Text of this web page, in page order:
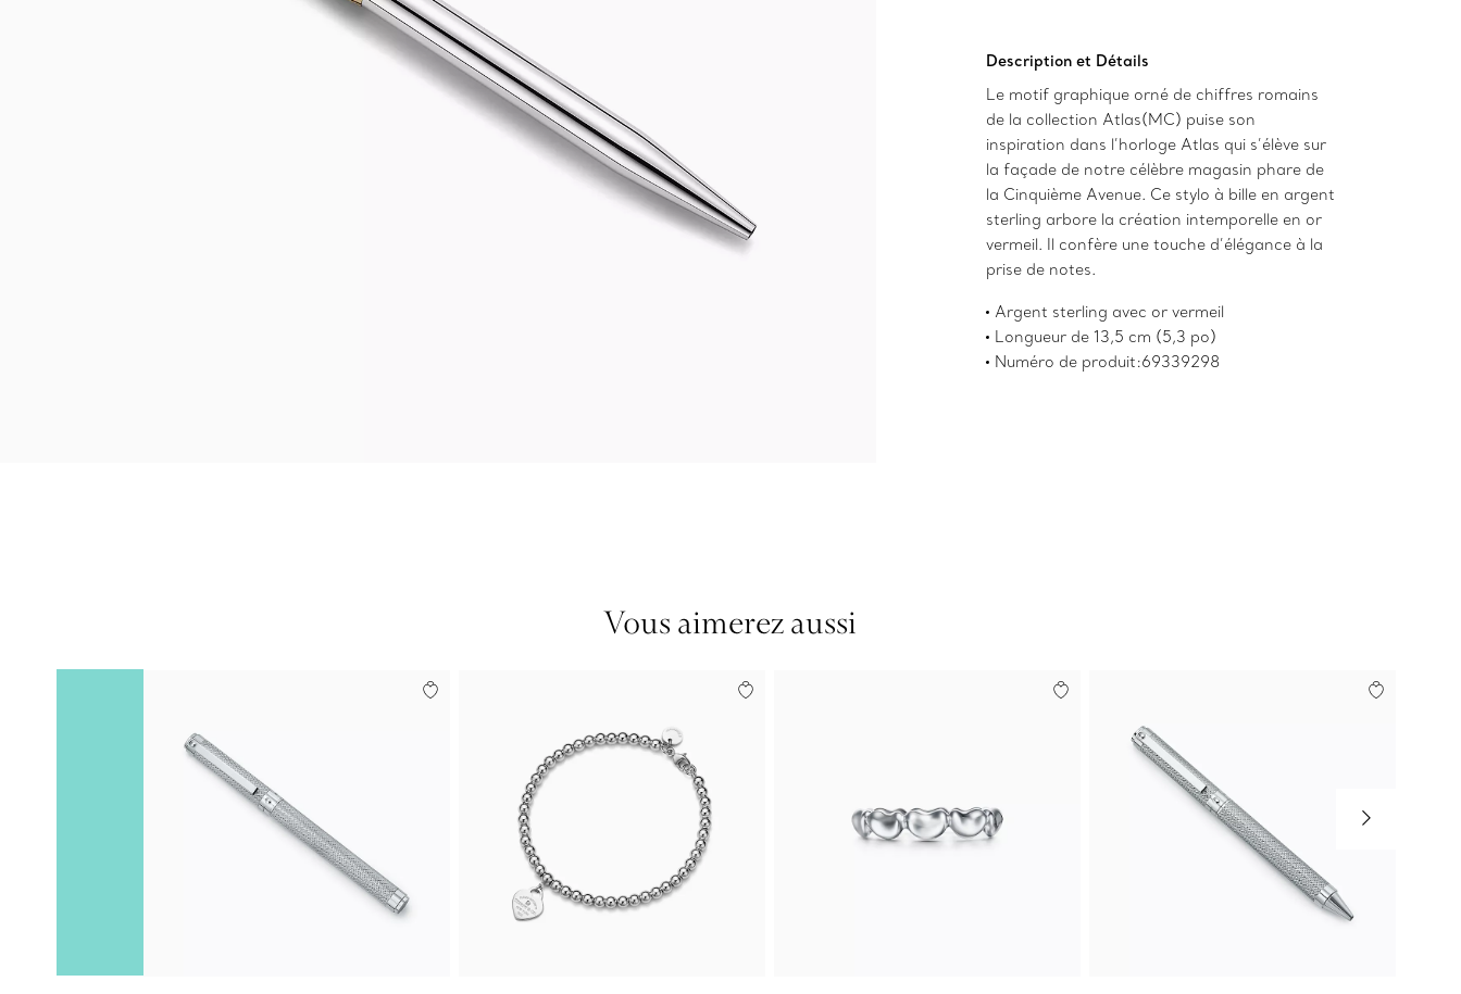
Description et Détails
Le motif graphique orné de chiffres romains
de la collection Atlas(MC) puise son
inspiration dans l’horloge Atlas qui s’élève sur
la façade de notre célèbre magasin phare de
la Cinquième Avenue. Ce stylo à bille en argent
sterling arbore la création intemporelle en or
vermeil. Il confère une touche d’élégance à la
prise de notes.
Argent sterling avec or vermeil
Longueur de 13,5 cm (5,3 po)
Numéro de produit:69339298
Vous aimerez aussi